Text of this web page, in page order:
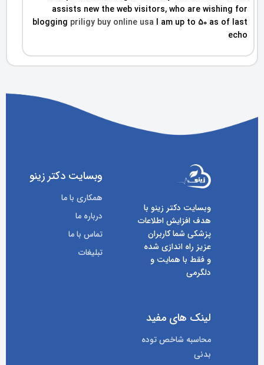
assists new the web visitors, who are wishing for
blogging priligy buy online usa I am up to 50 as of last
echo
وبسایت دکتر زینو با
هدف افزایش اطلاعات
پزشکی شما کاربران
عزیز راه اندازی شده
و فقط با همایت و
دلگرمی
وبسایت دکتر زینو
همکاری با ما
درباره ما
تماس با ما
تبلیغات
لینک های مفید
محاسبه شاخص توده
بدنی